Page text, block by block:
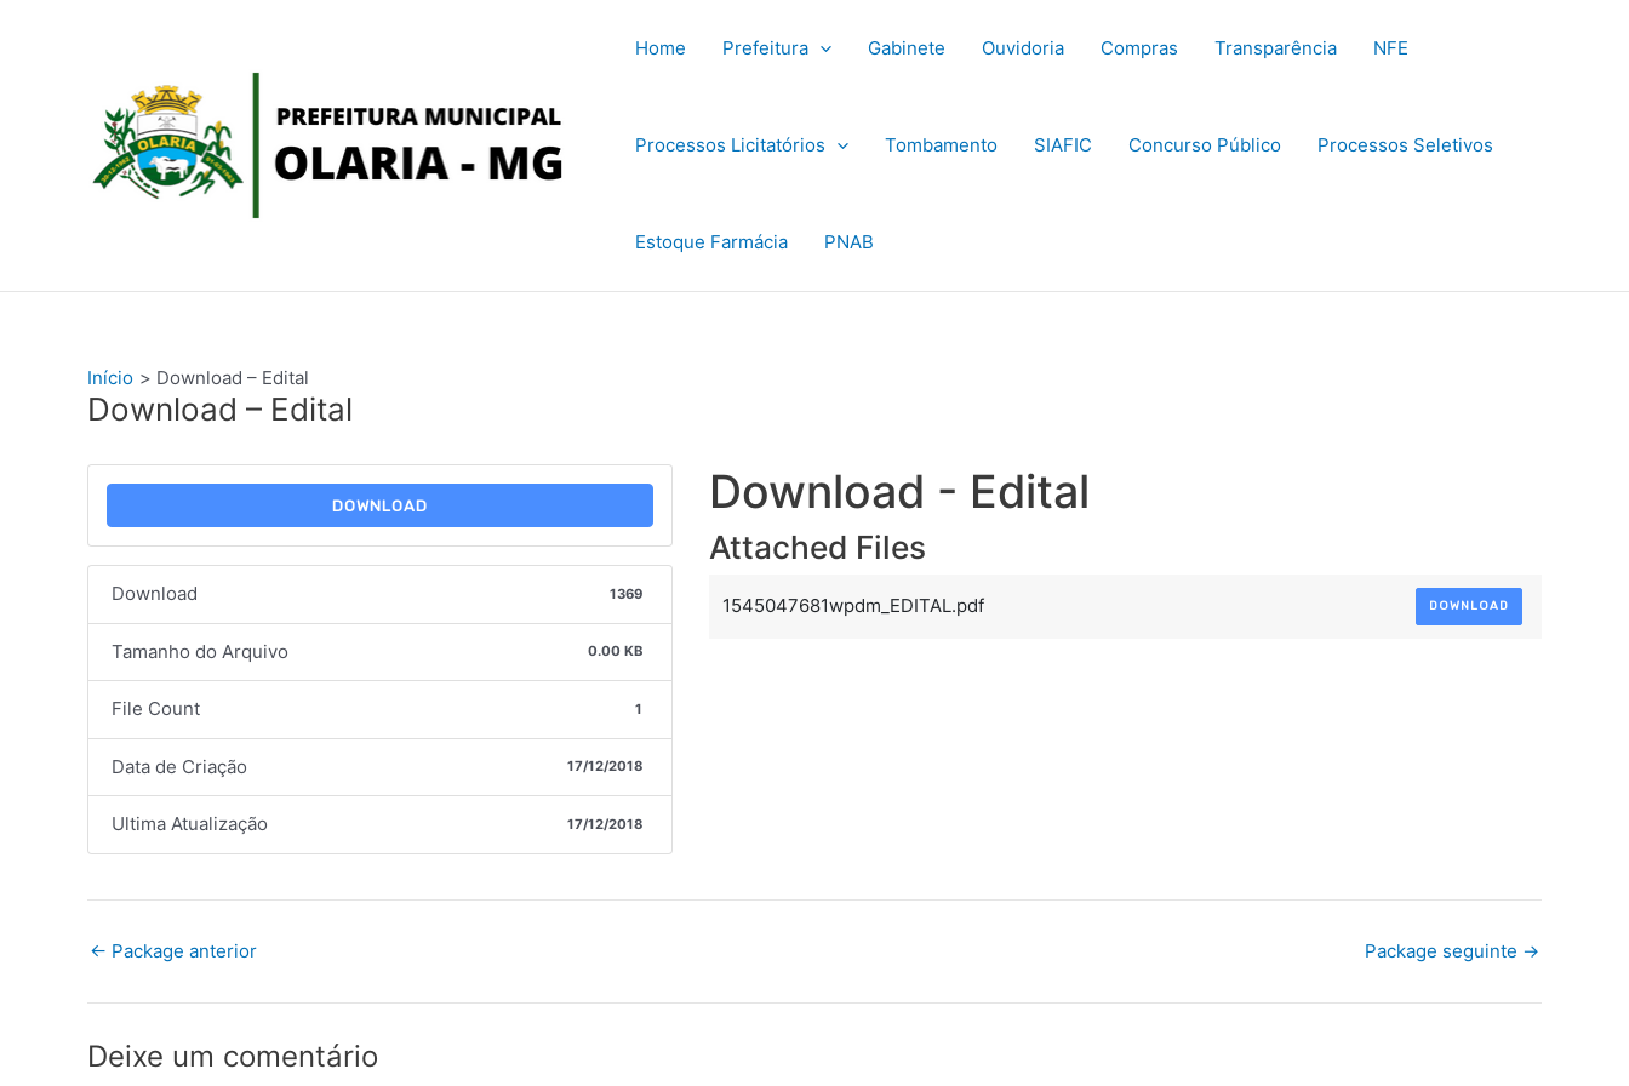
Home Prefeitura Gabinete Ouvidoria Compras Transparência NFE
Processos Licitatórios Tombamento SIAFIC Concurso Público Processos Seletivos
Estoque Farmácia PNAB
Início Download – Edital
Download – Edital
DOWNLOAD
Download 1369
Tamanho do Arquivo 0.00 KB
File Count 1
Data de Criação 17/12/2018
Ultima Atualização 17/12/2018
Download - Edital
Attached Files
1545047681wpdm_EDITAL.pdf DOWNLOAD
← Package anterior Package seguinte →
Deixe um comentário